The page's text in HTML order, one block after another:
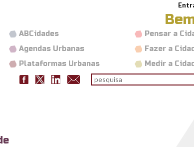
Pensar a
Fazer a
Medir a
ABCidades
Agendas Urbanas
Plataformas Urbanas
Formulário de pesquisa
pesquisar